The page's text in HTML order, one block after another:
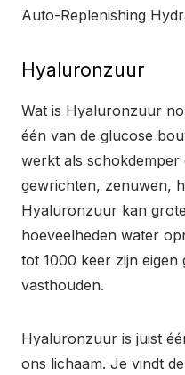
Auto-Replenishing
Hyaluronzuur
Wat is Hyaluronzuur
één van de glucose
werkt als
gewrichten, zenuwen,
Hyaluronzuur kan grote
hoeveelheden water
tot 1000 keer zijn eigen
vasthouden.
Hyaluronzuur is juist
ons lichaam. Je vindt